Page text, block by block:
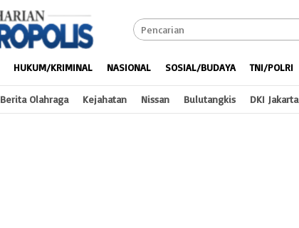
HUKUM/KRIMINAL NASIONAL SOSIAL/BUDAYA TNI/POLRI
Berita Olahraga Kejahatan Nissan Bulutangkis DKI Jakarta